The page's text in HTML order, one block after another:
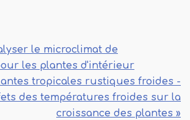
le microclimat de
les plantes d'intérieur
tropicales rustiques froides -
des températures froides sur la
croissance des plantes »